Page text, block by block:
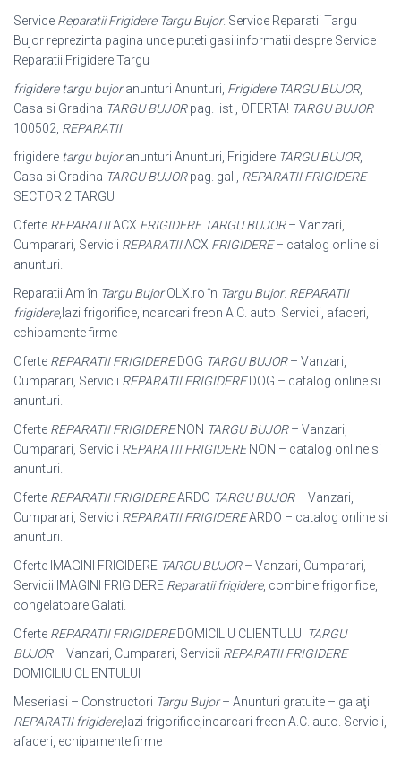
Service Reparatii Frigidere Targu Bujor. Service Reparatii Targu
Bujor reprezinta pagina unde puteti gasi informatii despre Service
Reparatii Frigidere Targu
frigidere targu bujoranunturi Anunturi, Frigidere TARGU BUJOR,
Casa si Gradina TARGU BUJORpag. list , OFERTA! TARGU BUJOR
100502, REPARATII
frigidere targu bujoranunturi Anunturi, Frigidere TARGU BUJOR,
Casa si Gradina TARGU BUJORpag. gal , REPARATII FRIGIDERE
SECTOR 2 TARGU
Oferte REPARATIIACX FRIGIDERE TARGU BUJOR– Vanzari,
Cumparari, Servicii REPARATIIACX FRIGIDERE– catalog online si
anunturi.
Reparatii Am în Targu BujorOLX.ro în Targu Bujor. REPARATII
frigidere,lazi frigorifice,incarcari freon A.C. auto. Servicii, afaceri,
echipamente firme
Oferte REPARATII FRIGIDEREDOG TARGU BUJOR– Vanzari,
Cumparari, Servicii REPARATII FRIGIDEREDOG – catalog online si
anunturi.
Oferte REPARATII FRIGIDERENON TARGU BUJOR– Vanzari,
Cumparari, Servicii REPARATII FRIGIDERENON – catalog online si
anunturi.
Oferte REPARATII FRIGIDEREARDO TARGU BUJOR– Vanzari,
Cumparari, Servicii REPARATII FRIGIDEREARDO – catalog online si
anunturi.
Oferte IMAGINI FRIGIDERE TARGU BUJOR– Vanzari, Cumparari,
Servicii IMAGINI FRIGIDERE Reparatii frigidere, combine frigorifice,
congelatoare Galati.
Oferte REPARATII FRIGIDEREDOMICILIU CLIENTULUI TARGU
BUJOR– Vanzari, Cumparari, Servicii REPARATII FRIGIDERE
DOMICILIU CLIENTULUI
Meseriasi – Constructori Targu Bujor– Anunturi gratuite – galaţi
REPARATII frigidere,lazi frigorifice,incarcari freon A.C. auto. Servicii,
afaceri, echipamente firme